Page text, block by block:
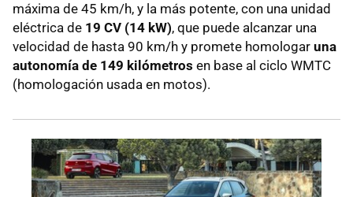
máxima de 45 km/h, y la más potente, con una unidad
eléctrica de 19 CV (14 kW), que puede alcanzar una
velocidad de hasta 90 km/h y promete homologar una
autonomía de 149 kilómetros en base al ciclo WMTC
(homologación usada en motos).